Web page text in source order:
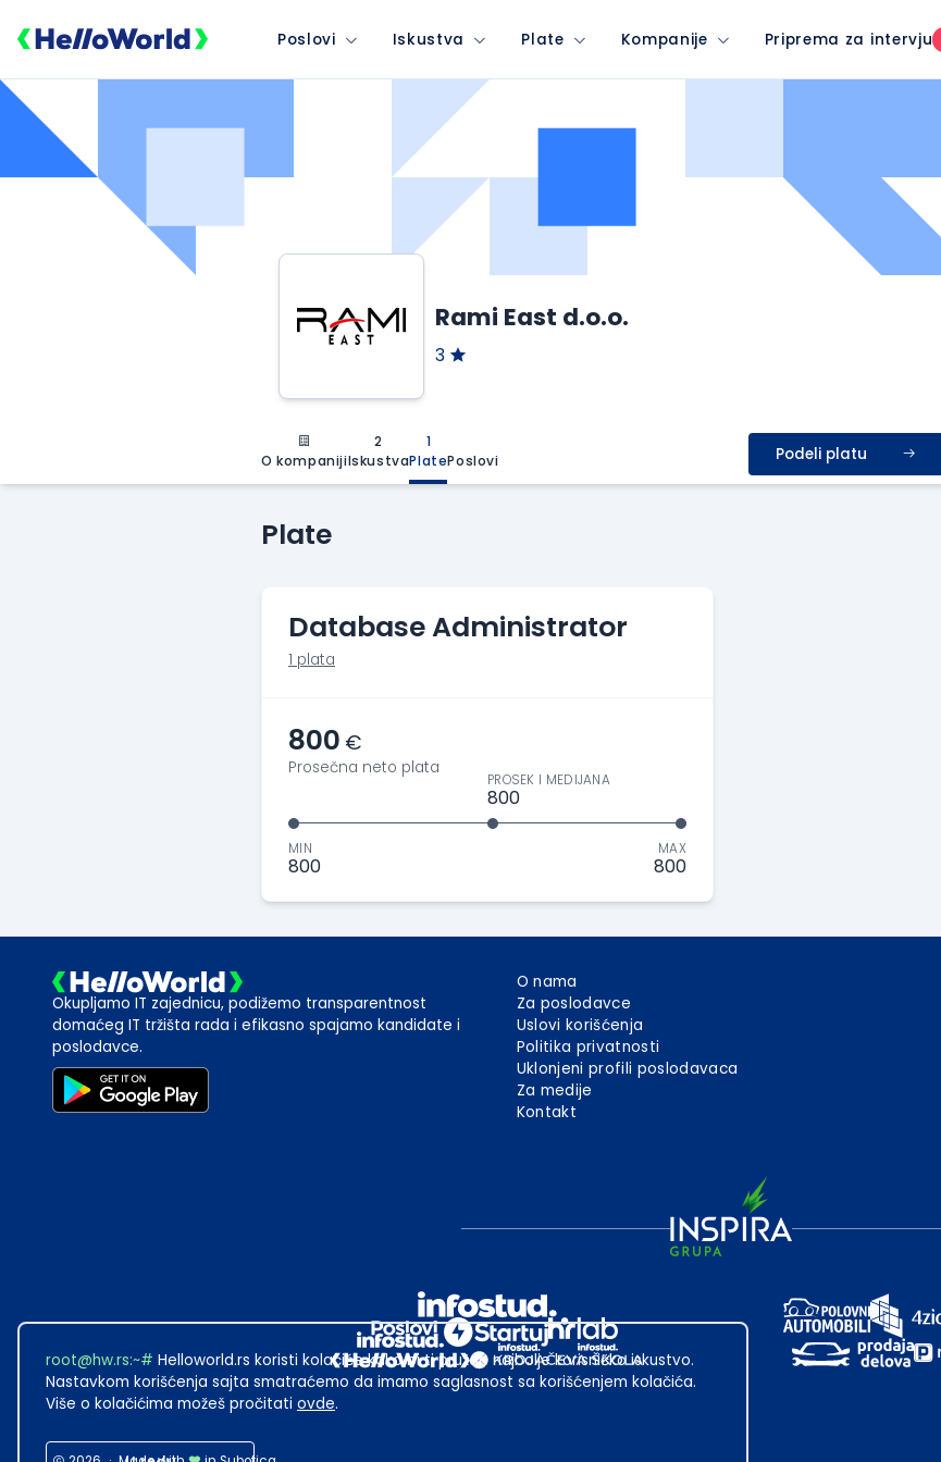
Poslovi Iskustva Plate Kompanije Priprema za intervju
Rami East d.o.o.
3
O kompaniji
2
Iskustva
1
PlatePoslovi Podeli platu
Plate
Database Administrator
1 plata
800 €
Prosečna neto plata
MIN
800
PROSEK I MEDIJANA
800
MAX
800
Okupljamo IT zajednicu, podižemo transparentnost
domaćeg IT tržišta rada i efikasno spajamo kandidate i
poslodavce.
O nama
Za poslodavce
Uslovi korišćenja
Politika privatnosti
Uklonjeni profili poslodavaca
Za medije
Kontakt
root@hw.rs:~# Helloworld.rs koristi kolačiće kako bi ti pružao najbolje korisničko iskustvo.
Nastavkom korišćenja sajta smatraćemo da imamo saglasnost sa korišćenjem kolačića.
Više o kolačićima možeš pročitati ovde.